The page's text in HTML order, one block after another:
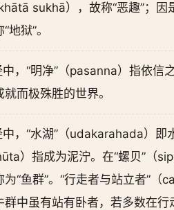
sukhā），故称“恶趣”；
地狱”。
，“明净”（pasanna）指依信
而极殊胜的世界。
，“水湖”（udakarahada）即
）指成为泥泞。在“螺贝”（
为“鱼群”。“行走者与站立者”
群中虽有站有卧者，若多数在